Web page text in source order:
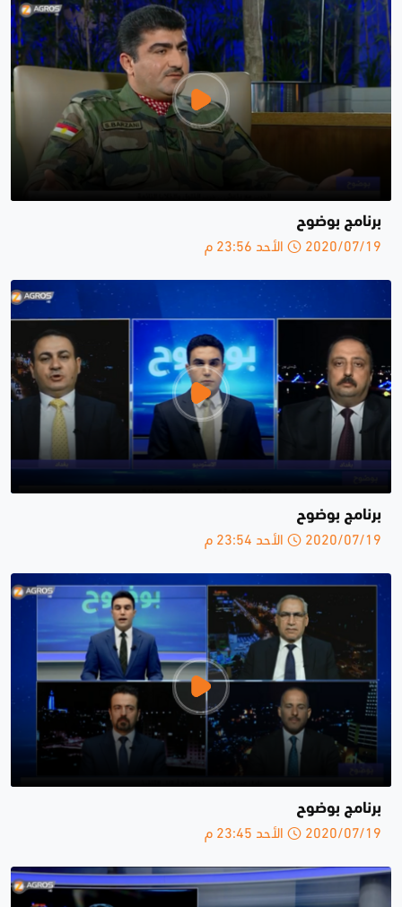
برنامج بوضوح
2020/07/19 الأحد 23:56 م
برنامج بوضوح
2020/07/19 الأحد 23:54 م
برنامج بوضوح
2020/07/19 الأحد 23:45 م